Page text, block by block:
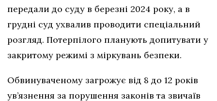
передали до суду в березні 2024 року, а в
грудні суд ухвалив проводити спеціальний
розгляд. Потерпілого планують допитувати у
закритому режимі з міркувань безпеки.
Обвинуваченому загрожує від 8 до 12 років
ув’язнення за порушення законів та звичаїв